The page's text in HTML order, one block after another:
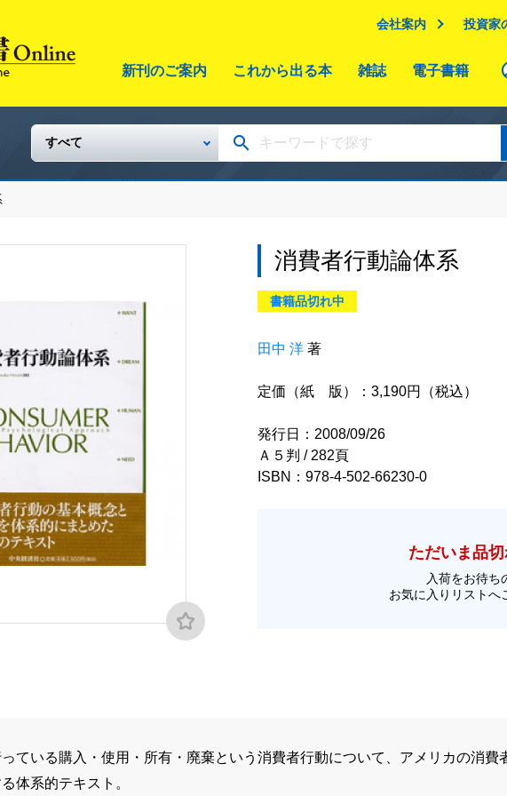
会社案内 投資家
新刊のご案内 これから出る本 雑誌 電子書籍
消費者行動論体系
書籍品切れ中
田中 洋 著
定価（紙 版）：3,190円（税込）
発行日：2008/09/26
Ａ５判 / 282頁
ISBN：978-4-502-66230-0
ただいま品
入荷をお待ち
お気に入りリストへ
ている購入・使用・所有・廃棄という消費者行動について、アメリカの消
体系的テキスト。